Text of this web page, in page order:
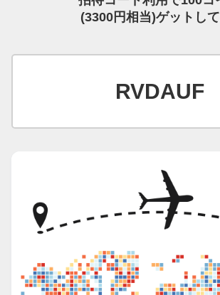
(3300円相当)ゲットし
RVDAUF